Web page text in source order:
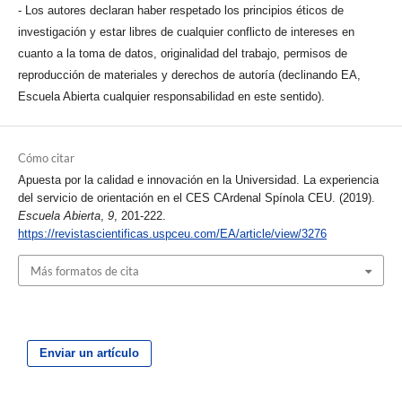
- Los autores declaran haber respetado los principios éticos de
investigación y estar libres de cualquier conflicto de intereses en
cuanto a la toma de datos, originalidad del trabajo, permisos de
reproducción de materiales y derechos de autoría (declinando EA,
Escuela Abierta cualquier responsabilidad en este sentido).
Cómo citar
Apuesta por la calidad e innovación en la Universidad. La experiencia
del servicio de orientación en el CES CArdenal Spínola CEU. (2019).
Escuela Abierta, 9, 201-222.
https://revistascientificas.uspceu.com/EA/article/view/3276
Más formatos de cita
Enviar un artículo